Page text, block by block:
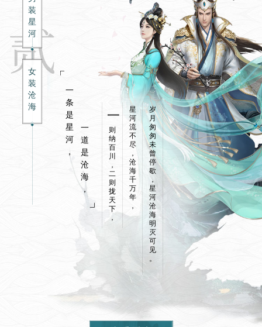
装
星
河
女
装
沧
海
一
条
是
星
河
，
一
道
是
沧
海
，
一
则
纳
百
川
，
二
则
拢
天
下
，
星
河
流
不
尽
，
沧
海
千
万
年
，
岁
月
匆
匆
未
曾
停
歇
，
星
河
沧
海
明
灭
可
见
。